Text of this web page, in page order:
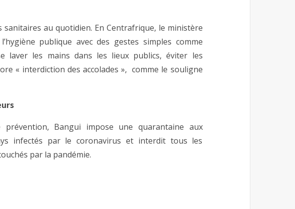
sanitaires au quotidien. En Centrafrique, le ministère
publique avec des gestes simples comme
laver les mains dans les lieux publics, éviter les
« interdiction des accolades », comme le souligne
Bangui impose une quarantaine aux
infectés par le coronavirus et interdit tous les
par la pandémie.